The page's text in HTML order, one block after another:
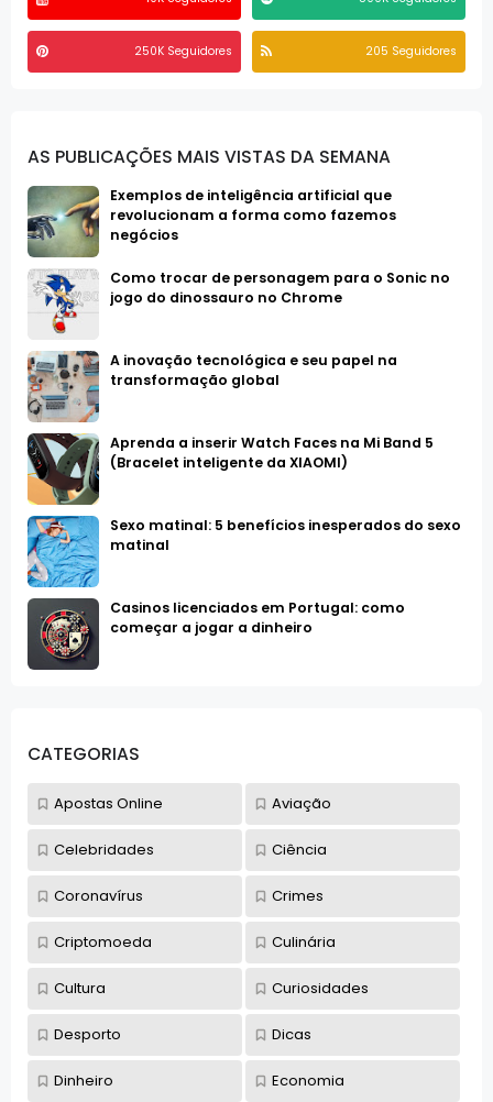
250K Seguidores 205 Seguidores
AS PUBLICAÇÕES MAIS VISTAS DA SEMANA
Exemplos de inteligência artificial que
revolucionam a forma como fazemos
negócios
Como trocar de personagem para o Sonic no
jogo do dinossauro no Chrome
A inovação tecnológica e seu papel na
transformação global
Aprenda a inserir Watch Faces na Mi Band 5
(Bracelet inteligente da XIAOMI)
Sexo matinal: 5 benefícios inesperados do sexo
matinal
Casinos licenciados em Portugal: como
começar a jogar a dinheiro
CATEGORIAS
Apostas Online Aviação
Celebridades Ciência
Coronavírus Crimes
Criptomoeda Culinária
Cultura Curiosidades
Desporto Dicas
Dinheiro Economia